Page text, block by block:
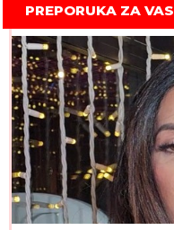
PREPORUKA ZA VAS